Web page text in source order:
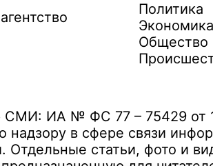
Политика
Экономика
Общество
СМИ: ИА № ФС 77 – 75429 от
надзору в сфере связи
Отдельные статьи, фото и